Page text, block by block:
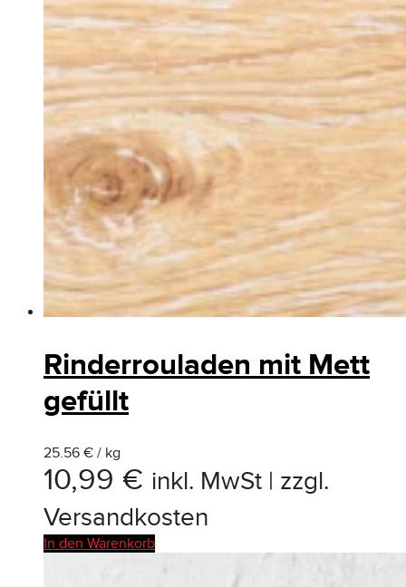
Rinderrouladen mit Mett
gefüllt
25.56 € / kg
10,99 € inkl. MwSt | zzgl.
Versandkosten
In den Warenkorb